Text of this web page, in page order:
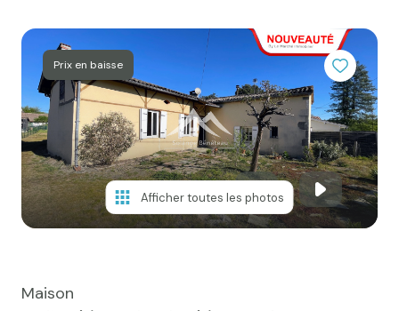
Actualités
Newsletter
Honoraires
Contact
Prix en baisse
Afficher toutes les photos
Maison